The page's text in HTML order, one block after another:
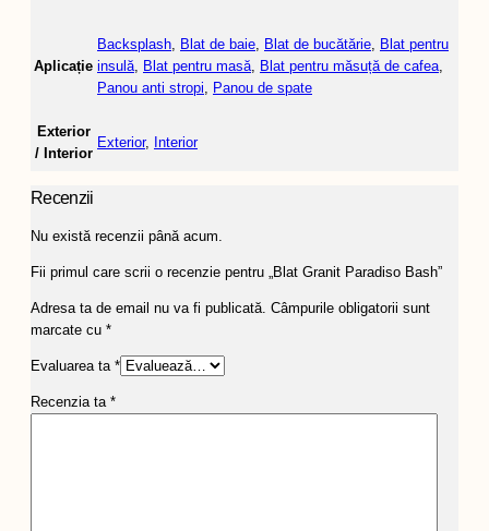
Aplicație
Backsplash Blat de baie Blat de bucătărie
Blat pentru
insulă
Blat pentru masă Blat pentru măsuță de cafea
Panou anti stropi
Panou de spate
Exterior
/ Interior
Exterior, Interior
Recenzii
Nu există recenzii până acum.
Fii primul care scrii o recenzie pentru „Blat Granit Paradiso Bash”
Adresa ta de email nu va fi publicată. Câmpurile obligatorii sunt
marcate cu *
Evaluarea ta *
Recenzia ta *